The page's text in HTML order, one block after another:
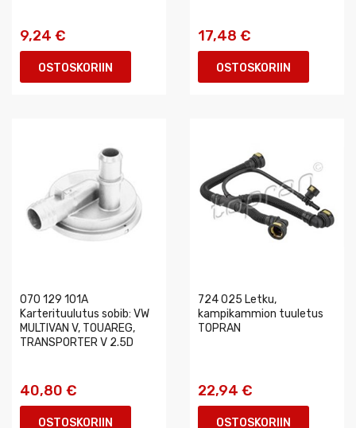
9,24 €
OSTOSKORIIN
17,48 €
OSTOSKORIIN
070 129 101A
Karterituulutus sobib: VW
MULTIVAN V, TOUAREG,
TRANSPORTER V 2.5D
40,80 €
OSTOSKORIIN
724 025 Letku,
kampikammion tuuletus
TOPRAN
22,94 €
OSTOSKORIIN